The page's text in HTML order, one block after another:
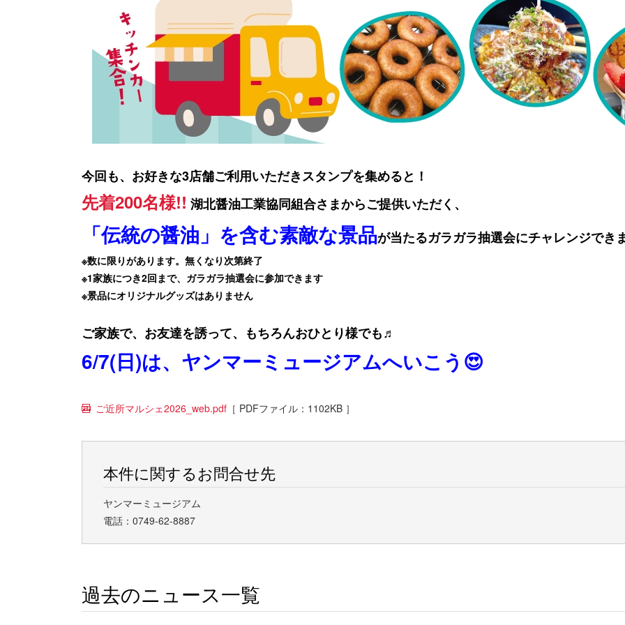
今回も、お好きな3店舗ご利用いただきスタンプを集めると！
先着200名様!! 湖北醤油工業協同組合さまからご提供いただく、
「伝統の醤油」を含む素敵な景品が当たるガラガラ抽選会にチャレンジでき
※数に限りがあります。無くなり次第終了
※1家族につき2回まで、ガラガラ抽選会に参加できます
※景品にオリジナルグッズはありません
ご家族で、お友達を誘って、もちろんおひとり様でも♬
6/7(日)は、ヤンマーミュージアムへいこう😍
ご近所マルシェ2026_web.pdf ［ PDFファイル：1102KB ］
本件に関するお問合せ先
ヤンマーミュージアム
電話：0749-62-8887
過去のニュース一覧